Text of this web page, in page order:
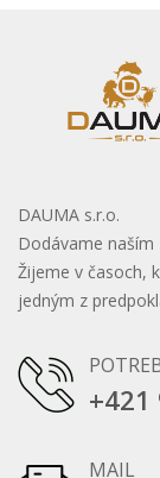
DAUMA s.r.o.
Dodávame naším
Žijeme v časoch,
jedným z
+421
MAIL